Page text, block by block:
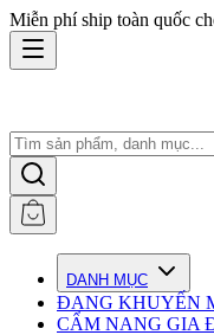
Miễn phí ship toàn quốc
DANH MỤC
ĐANG KHUYẾN
CẨM NANG GIA